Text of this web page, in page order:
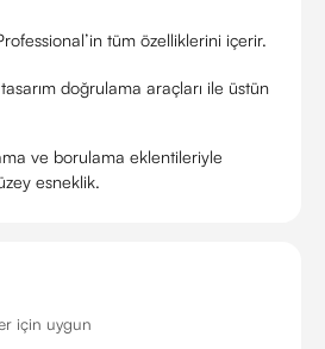
tüm özelliklerini içerir.
doğrulama araçları ile üstün
ve borulama eklentileriyle
esneklik.
için uygun